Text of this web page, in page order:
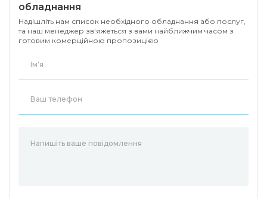
обладнання
Надішліть нам список необхідного обладнання або послуг,
та наш менеджер зв'яжеться з вами найближчим часом з
готовим комерційною пропозицією